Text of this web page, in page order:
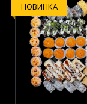
НОВИНКА